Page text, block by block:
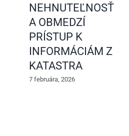
A OBMEDZÍ
PRÍSTUP K
INFORMÁCIÁM Z
KATASTRA
7 februára, 2026